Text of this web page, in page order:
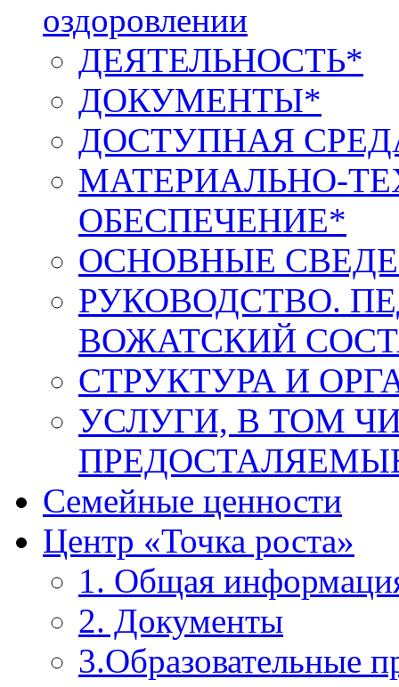
оздоровлении
ДЕЯТЕЛЬНОСТЬ*
ДОКУМЕНТЫ*
ДОСТУПНАЯ
МАТЕРИАЛЬНО-
ОБЕСПЕЧЕНИЕ*
ОСНОВНЫЕ
РУКОВОДСТВО.
ВОЖАТСКИЙ
СТРУКТУРА И
УСЛУГИ, В ТОМ
Семейные ценности
Центр «Точка роста»
1. Общая
2. Документы
3.Образовательные